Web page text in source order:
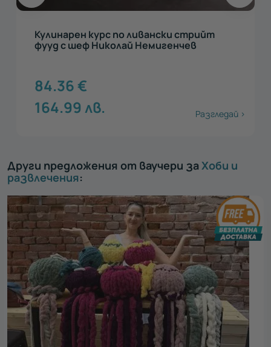
Кулинарен курс по ливански стрийт
фууд с шеф Николай Немигенчев
84.36€
164.99 лв. Разгледай >
Други предложения от ваучери заХоби и
развлечения: